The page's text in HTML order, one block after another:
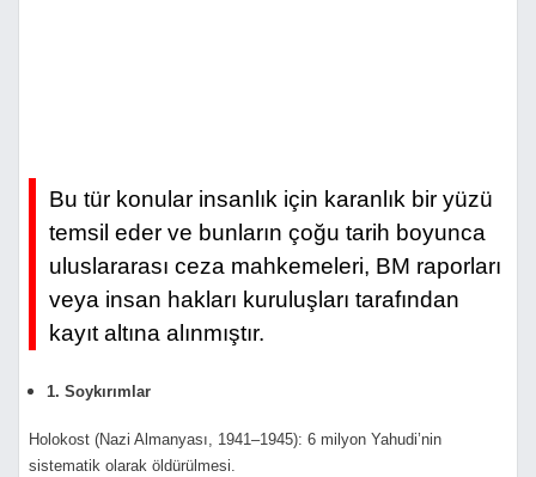
Bu tür konular insanlık için karanlık bir yüzü
temsil eder ve bunların çoğu tarih boyunca
uluslararası ceza mahkemeleri, BM raporları
veya insan hakları kuruluşları tarafından
kayıt altına alınmıştır.
1. Soykırımlar
Holokost (Nazi Almanyası, 1941–1945): 6 milyon Yahudi’nin
sistematik olarak öldürülmesi.